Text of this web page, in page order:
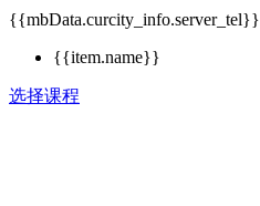
{{mbData.curcity_info.server_tel}}
{{item.name}}
选择课程